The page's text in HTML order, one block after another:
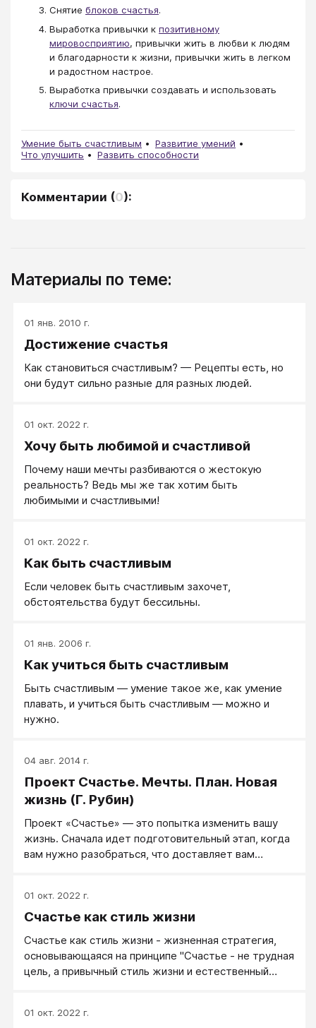
Снятие блоков счастья.
Выработка привычки к позитивному
мировосприятию, привычки жить в любви к людям
и благодарности к жизни, привычки жить в легком
и радостном настрое.
Выработка привычки создавать и использовать
ключи счастья.
Умение быть счастливым
Развитие умений
Что улучшить
Развить способности
Комментарии (0):
Материалы по теме:
01 янв. 2010 г.
Достижение счастья
Как становиться счастливым? — Рецепты есть, но
они будут сильно разные для разных людей.
01 окт. 2022 г.
Хочу быть любимой и счастливой
Почему наши мечты разбиваются о жестокую
реальность? Ведь мы же так хотим быть
любимыми и счастливыми!
01 окт. 2022 г.
Как быть счастливым
Если человек быть счастливым захочет,
обстоятельства будут бессильны.
01 янв. 2006 г.
Как учиться быть счастливым
Быть счастливым — умение такое же, как умение
плавать, и учиться быть счастливым — можно и
нужно.
04 авг. 2014 г.
Проект Счастье. Мечты. План. Новая
жизнь (Г. Рубин)
Проект «Счастье» — это попытка изменить вашу
жизнь. Сначала идет подготовительный этап, когда
вам нужно разобраться, что доставляет вам
следует принять решения — наметить те
конкретные действия, которые сделают вас
часть — исполнение ваших решений. Эта книга
посвящена моему проекту, тому, что я делала и
чему научилась. Ваш проект будет другим, но почти
вам я регулярно публикую предложения в своем
01 окт. 2022 г.
Счастье как стиль жизни
Счастье как стиль жизни - жизненная стратегия,
основывающаяся на принципе "Счастье - не трудная
цель, а привычный стиль жизни и естественный
01 окт. 2022 г.